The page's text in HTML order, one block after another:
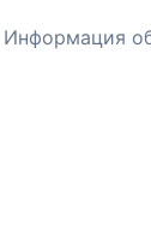
Информация